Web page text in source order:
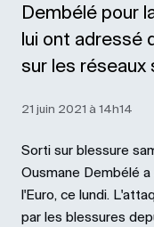
Dembélé pour
lui ont adressé
sur les réseaux
21 juin 2021 à 14h14
Sorti sur blessure
Ousmane Dembélé
l'Euro, ce lundi.
par les blessures